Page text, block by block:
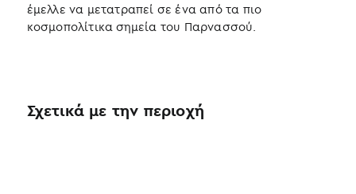
έμελλε να μετατραπεί σε ένα από τα πιο
κοσμοπολίτικα σημεία του Παρνασσού.
Σχετικά με την περιοχή